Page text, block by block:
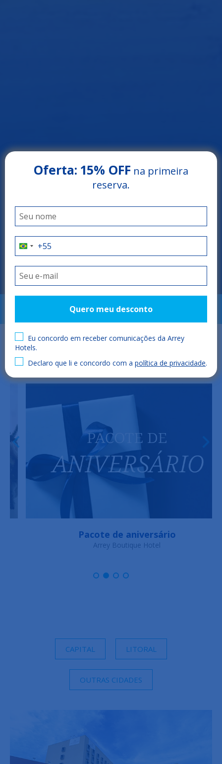
Oferta: 15% OFF na primeira
reserva.
Quero meu desconto
Eu concordo em receber comunicações da Arrey
Hotels.
Declaro que li e concordo com a política de privacidade.
RESERVAR
Arrey Beach Hotel
PARNAÍBA - PIAUÍ
O refúgio perfeito!
Pacote de aniversário
Arrey Boutique Hotel
CAPITAL LITORAL
OUTRAS CIDADES